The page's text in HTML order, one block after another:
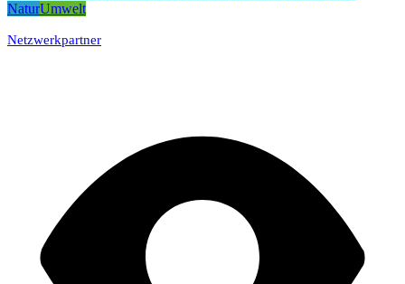
NaturUmwelt
Netzwerkpartner